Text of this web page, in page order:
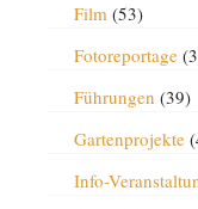
Film(53)
Fotoreportage
Führungen (39)
Gartenprojekte
Info-